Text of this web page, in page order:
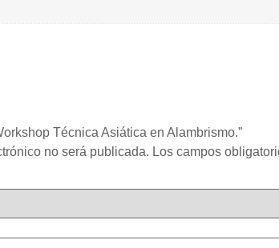
Técnica Asiática en Alambrismo.”
no será publicada. Los campos